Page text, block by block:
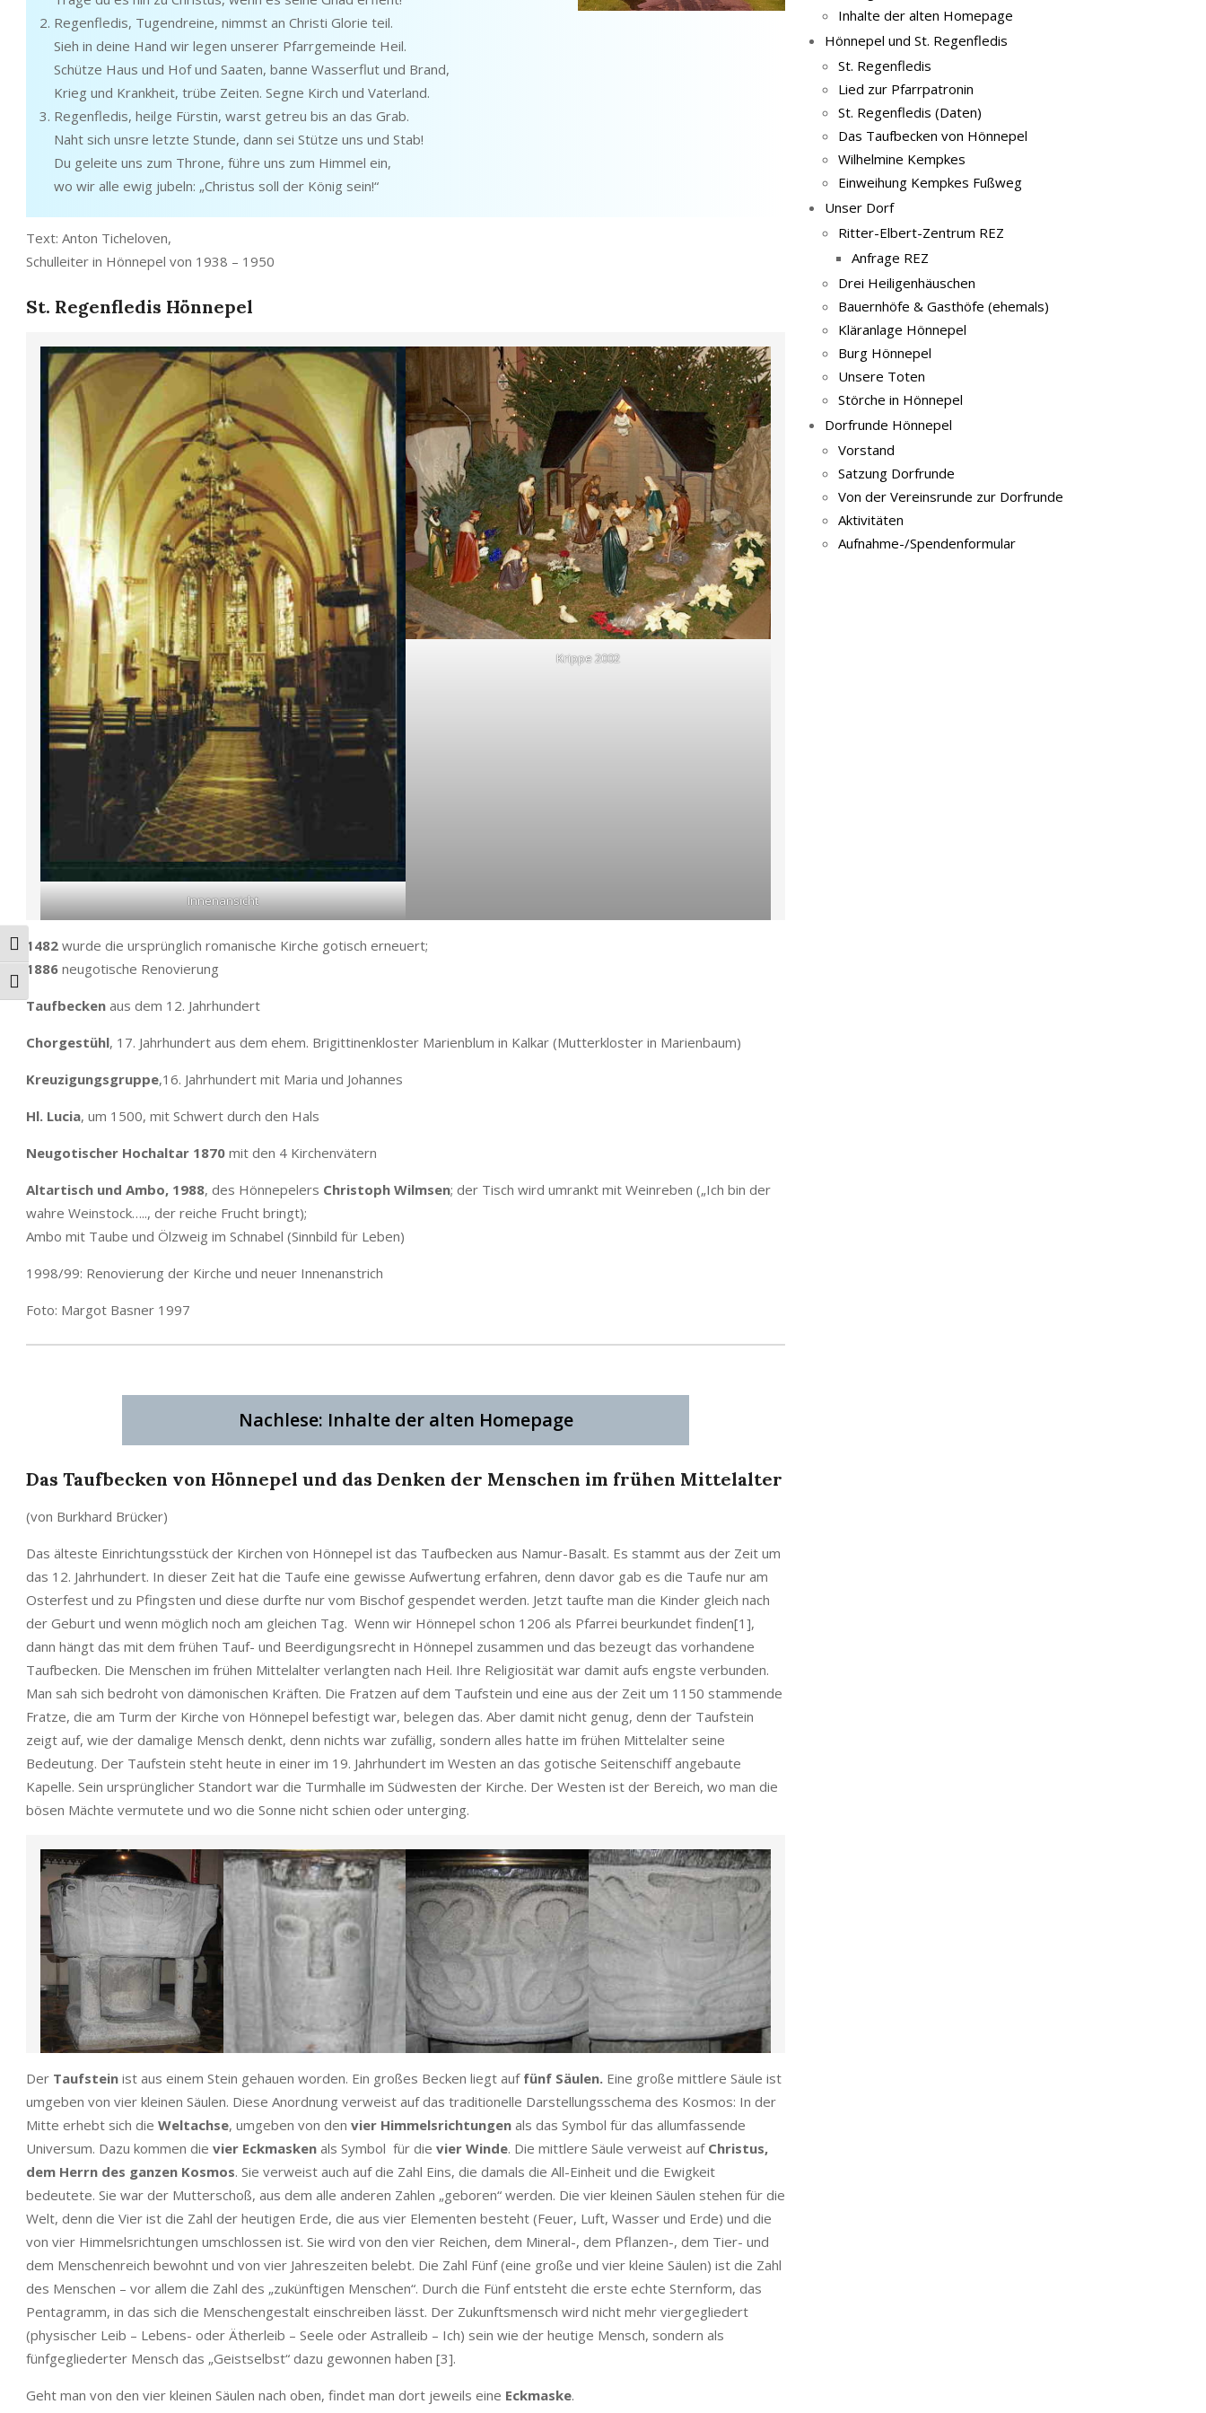
Umschalten auf hohe Kontraste
Schrift vergrößern
Regenfledis, Tugendreine, nimmst an Christi Glorie teil.
Sieh in deine Hand wir legen unserer Pfarrgemeinde Heil.
Schütze Haus und Hof und Saaten, banne Wasserflut und Brand,
Krieg und Krankheit, trübe Zeiten. Segne Kirch und Vaterland.
Regenfledis, heilge Fürstin, warst getreu bis an das Grab.
Naht sich unsre letzte Stunde, dann sei Stütze uns und Stab!
Du geleite uns zum Throne, führe uns zum Himmel ein,
wo wir alle ewig jubeln: „Christus soll der König sein!“
Text: Anton Ticheloven,
Schulleiter in Hönnepel von 1938 – 1950
St. Regenfledis Hönnepel
Innenansicht
Krippe 2002
1482 wurde die ursprünglich romanische Kirche gotisch erneuert;
1886 neugotische Renovierung
Taufbecken aus dem 12. Jahrhundert
Chorgestühl, 17. Jahrhundert aus dem ehem. Brigittinenkloster Marienblum in Kalkar (Mutterkloster in Marienbaum)
Kreuzigungsgruppe,16. Jahrhundert mit Maria und Johannes
Hl. Lucia, um 1500, mit Schwert durch den Hals
Neugotischer Hochaltar 1870 mit den 4 Kirchenvätern
Altartisch und Ambo, 1988, des Hönnepelers Christoph Wilmsen; der Tisch wird umrankt mit Weinreben („Ich bin der
wahre Weinstock….., der reiche Frucht bringt);
Ambo mit Taube und Ölzweig im Schnabel (Sinnbild für Leben)
1998/99: Renovierung der Kirche und neuer Innenanstrich
Foto: Margot Basner 1997
Nachlese: Inhalte der alten Homepage
Das Taufbecken von Hönnepel und das Denken der Menschen im frühen Mittelalter
(von Burkhard Brücker)
Das älteste Einrichtungsstück der Kirchen von Hönnepel ist das Taufbecken aus Namur-Basalt. Es stammt aus der Zeit um
das 12. Jahrhundert. In dieser Zeit hat die Taufe eine gewisse Aufwertung erfahren, denn davor gab es die Taufe nur am
Osterfest und zu Pfingsten und diese durfte nur vom Bischof gespendet werden. Jetzt taufte man die Kinder gleich nach
der Geburt und wenn möglich noch am gleichen Tag. Wenn wir Hönnepel schon 1206 als Pfarrei beurkundet finden[1],
dann hängt das mit dem frühen Tauf- und Beerdigungsrecht in Hönnepel zusammen und das bezeugt das vorhandene
Taufbecken. Die Menschen im frühen Mittelalter verlangten nach Heil. Ihre Religiosität war damit aufs engste verbunden.
Man sah sich bedroht von dämonischen Kräften. Die Fratzen auf dem Taufstein und eine aus der Zeit um 1150 stammende
Fratze, die am Turm der Kirche von Hönnepel befestigt war, belegen das. Aber damit nicht genug, denn der Taufstein
zeigt auf, wie der damalige Mensch denkt, denn nichts war zufällig, sondern alles hatte im frühen Mittelalter seine
Bedeutung. Der Taufstein steht heute in einer im 19. Jahrhundert im Westen an das gotische Seitenschiff angebaute
Kapelle. Sein ursprünglicher Standort war die Turmhalle im Südwesten der Kirche. Der Westen ist der Bereich, wo man die
bösen Mächte vermutete und wo die Sonne nicht schien oder unterging.
Der Taufstein ist aus einem Stein gehauen worden. Ein großes Becken liegt auf fünf Säulen. Eine große mittlere Säule ist
umgeben von vier kleinen Säulen. Diese Anordnung verweist auf das traditionelle Darstellungsschema des Kosmos: In der
Mitte erhebt sich die Weltachse, umgeben von den vier Himmelsrichtungen als das Symbol für das allumfassende
Universum. Dazu kommen die vier Eckmasken als Symbol für die vier Winde. Die mittlere Säule verweist auf Christus,
dem Herrn des ganzen Kosmos. Sie verweist auch auf die Zahl Eins, die damals die All-Einheit und die Ewigkeit
bedeutete. Sie war der Mutterschoß, aus dem alle anderen Zahlen „geboren“ werden. Die vier kleinen Säulen stehen für die
Welt, denn die Vier ist die Zahl der heutigen Erde, die aus vier Elementen besteht (Feuer, Luft, Wasser und Erde) und die
von vier Himmelsrichtungen umschlossen ist. Sie wird von den vier Reichen, dem Mineral-, dem Pflanzen-, dem Tier- und
dem Menschenreich bewohnt und von vier Jahreszeiten belebt. Die Zahl Fünf (eine große und vier kleine Säulen) ist die Zahl
des Menschen – vor allem die Zahl des „zukünftigen Menschen“. Durch die Fünf entsteht die erste echte Sternform, das
Pentagramm, in das sich die Menschengestalt einschreiben lässt. Der Zukunftsmensch wird nicht mehr viergegliedert
(physischer Leib – Lebens- oder Ätherleib – Seele oder Astralleib – Ich) sein wie der heutige Mensch, sondern als
fünfgegliederter Mensch das „Geistselbst“ dazu gewonnen haben [3].
Geht man von den vier kleinen Säulen nach oben, findet man dort jeweils eine Eckmaske.
Inhalte der alten Homepage
Hönnepel und St. Regenfledis
St. Regenfledis
Lied zur Pfarrpatronin
St. Regenfledis (Daten)
Das Taufbecken von Hönnepel
Wilhelmine Kempkes
Einweihung Kempkes Fußweg
Unser Dorf
Ritter-Elbert-Zentrum REZ
Anfrage REZ
Drei Heiligenhäuschen
Bauernhöfe & Gasthöfe (ehemals)
Kläranlage Hönnepel
Burg Hönnepel
Unsere Toten
Störche in Hönnepel
Dorfrunde Hönnepel
Vorstand
Satzung Dorfrunde
Von der Vereinsrunde zur Dorfrunde
Aktivitäten
Aufnahme-/Spendenformular